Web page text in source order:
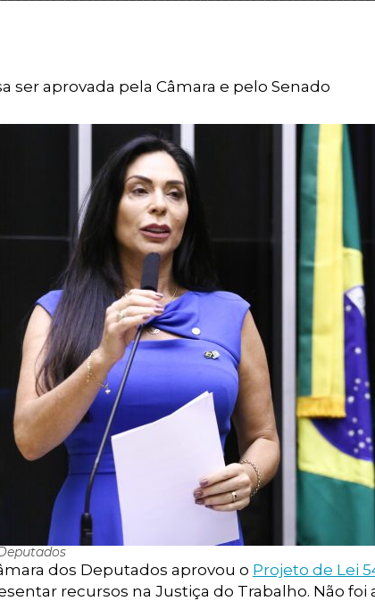
ser aprovada pela Câmara e pelo Senado
dos Deputados aprovou o Projeto de Lei
recursos na Justiça do Trabalho. Não